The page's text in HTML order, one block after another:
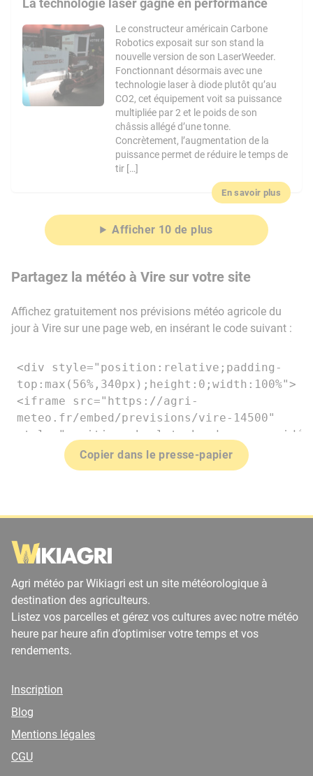
La technologie laser gagne en performance
Le constructeur américain Carbone
Robotics exposait sur son stand la
nouvelle version de son LaserWeeder.
Fonctionnant désormais avec une
technologie laser à diode plutôt qu’au
CO2, cet équipement voit sa puissance
multipliée par 2 et le poids de son
châssis allégé d’une tonne.
Concrètement, l’augmentation de la
puissance permet de réduire le temps de
tir […]
En savoir plus
Afficher 10 de plus
Partagez la météo à Vire sur votre site
Affichez gratuitement nos prévisions météo agricole du
jour à Vire sur une page web, en insérant le code suivant :
Copier dans le presse-papier
Agri météo par Wikiagri est un site météorologique à
destination des agriculteurs.
Listez vos parcelles et gérez vos cultures avec notre météo
heure par heure afin d’optimiser votre temps et vos
rendements.
Inscription
Blog
Mentions légales
CGU